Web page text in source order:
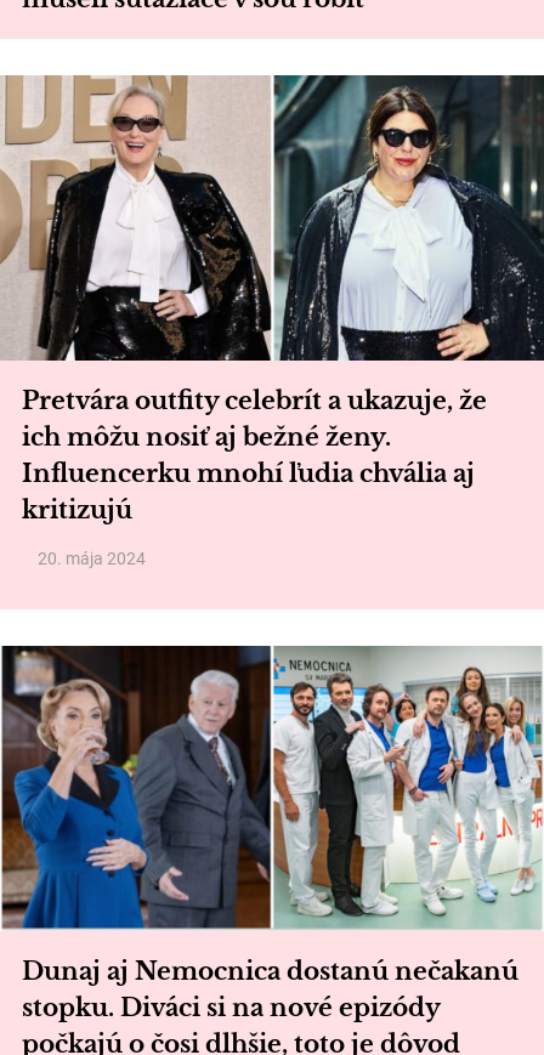
Pretvára outfity celebrít a ukazuje, že
ich môžu nosiť aj bežné ženy.
Influencerku mnohí ľudia chvália aj
kritizujú
20. mája 2024
Dunaj aj Nemocnica dostanú nečakanú
stopku. Diváci si na nové epizódy
počkajú o čosi dlhšie, toto je dôvod